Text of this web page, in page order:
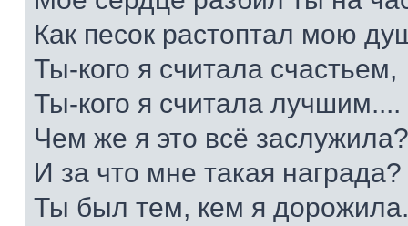
Как песок растоптал мою
Ты-кого я считала счастьем,
Ты-кого я считала лучшим....
Чем же я это всё заслужила?
И за что мне такая награда?
Ты был тем, кем я